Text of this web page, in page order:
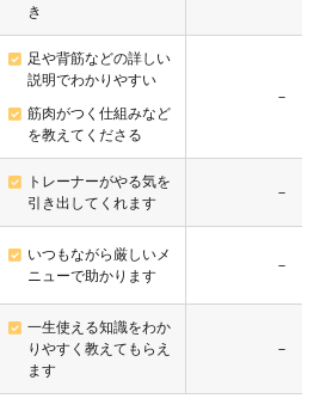
き
足や背筋などの詳しい
説明でわかりやすい
筋肉がつく仕組みなど
を教えてくださる
－
トレーナーがやる気を
引き出してくれます
－
いつもながら厳しいメ
ニューで助かります
－
一生使える知識をわか
りやすく教えてもらえ
ます
－